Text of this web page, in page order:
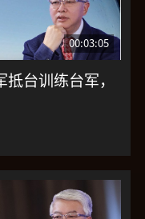
00:03:05
台训练台军，